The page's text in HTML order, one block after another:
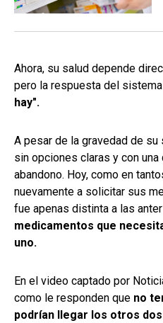
Ahora, su salud depende
pero la respuesta del
hay".
A pesar de la gravedad de
sin opciones claras y con
abandono. Hoy, como en
nuevamente a solicitar sus
fue apenas distinta a las
medicamentos que
uno.
En el video captado por
como le responden que no
podrían llegar los otros